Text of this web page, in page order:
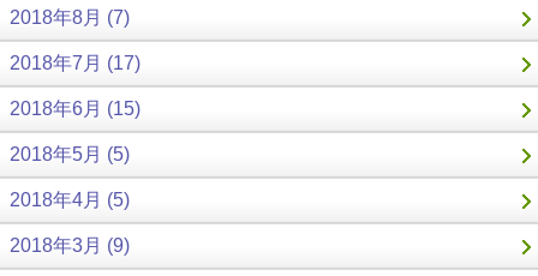
2018年8月 (7)
2018年7月 (17)
2018年6月 (15)
2018年5月 (5)
2018年4月 (5)
2018年3月 (9)